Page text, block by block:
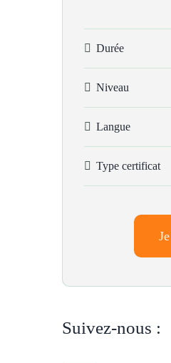
Durée
Niveau
Langue
Type certificat
Suivez-nous :